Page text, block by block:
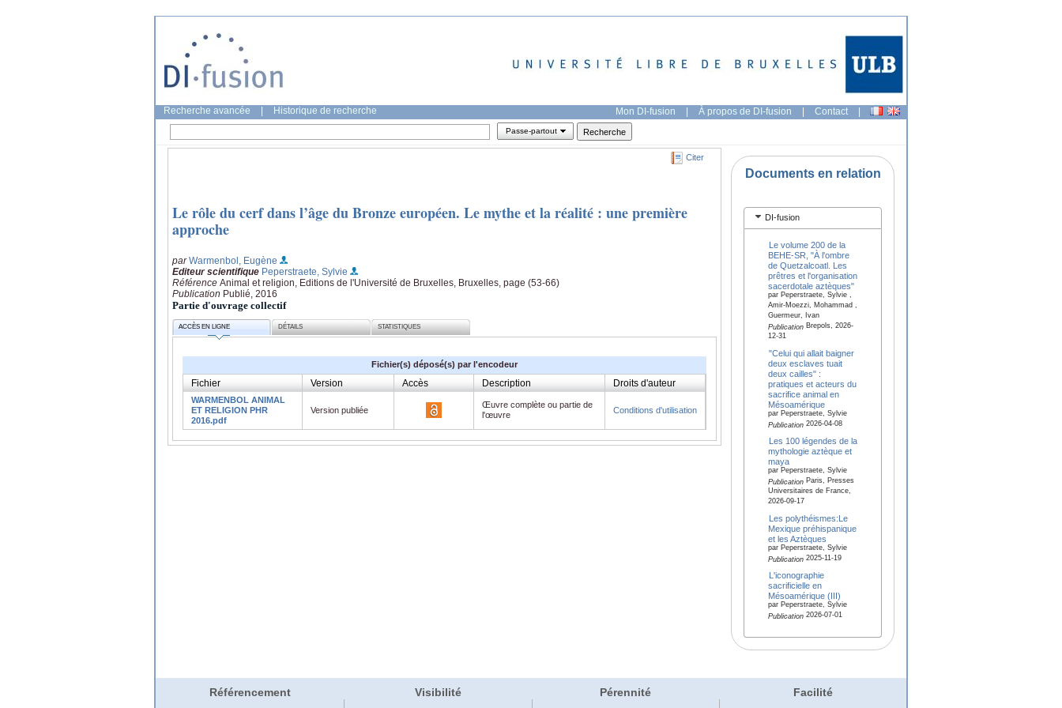
Recherche avancée Historique de recherche Mon DI-fusion | À propos de DI-fusion | Contact |
Passe-partout
Citer
Le rôle du cerf dans l’âge du Bronze européen. Le mythe et la réalité : une première
approche
parWarmenbol, Eugène
Editeur scientifique Peperstraete, Sylvie
Référence Animal et religion, Editions de l'Université de Bruxelles, Bruxelles, page (53-66)
Publication Publié, 2016
Partie d'ouvrage collectif
ACCÈS EN LIGNE DÉTAILS STATISTIQUES
Fichier(s) déposé(s) par l'encodeur
Fichier Version Accès Description Droits d'auteur
WARMENBOL ANIMAL
ET RELIGION PHR
2016.pdf
Version publiée
Œuvre complète ou partie de
l'œuvre
Conditions d'utilisation
Documents en relation
DI-fusion
Le volume 200 de la
BEHE-SR, "À l'ombre
de Quetzalcoatl. Les
prêtres et l'organisation
sacerdotale aztèques"
par Peperstraete, Sylvie ,
Amir-Moezzi, Mohammad ,
Guermeur, Ivan
PublicationBrepols, 2026-
12-31
"Celui qui allait baigner
deux esclaves tuait
deux cailles" :
pratiques et acteurs du
sacrifice animal en
Mésoamérique
par Peperstraete, Sylvie
Publication2026-04-08
Les 100 légendes de la
mythologie aztèque et
maya
par Peperstraete, Sylvie
PublicationParis, Presses
Universitaires de France,
2026-09-17
Les polythéismes:Le
Mexique préhispanique
et les Aztèques
par Peperstraete, Sylvie
Publication2025-11-19
L'iconographie
sacrificielle en
Mésoamérique (III)
par Peperstraete, Sylvie
Publication2026-07-01
Référencement Visibilité Pérennité Facilité